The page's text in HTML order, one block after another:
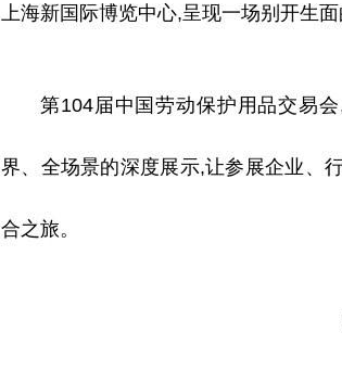
上海新国际博览中心,呈现一场别开生
第104届中国劳动保护用品交易
界、全场景的深度展示,让参展企业、
合之旅。